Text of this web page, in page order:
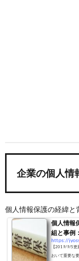
企業の個人情
個人情報保護の経緯と
個人情報
組と事例
https://
【2019/9/5更
おいて重要な